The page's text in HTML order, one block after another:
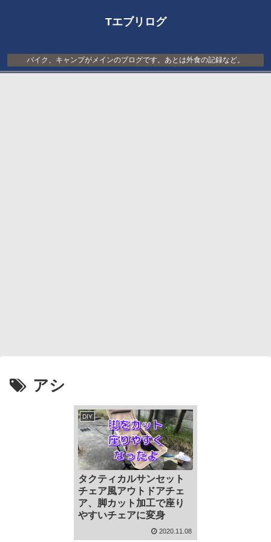
Tエブリログ
バイク、キャンプがメインのブログです。あとは外食の記録など。
アシ
DIY
タクティカルサンセット
チェア風アウトドアチェ
ア、脚カット加工で座り
やすいチェアに変身
2020.11.08